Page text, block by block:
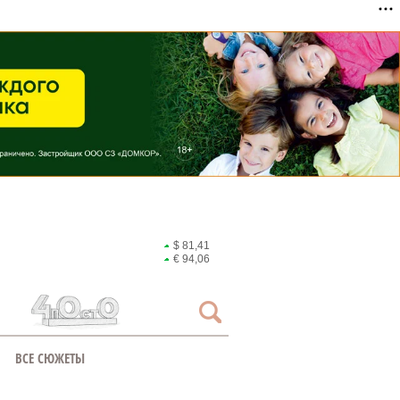
$ 81,41
€ 94,06
ВСЕ СЮЖЕТЫ